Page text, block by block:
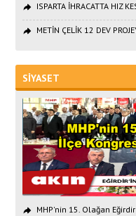
ISPARTA İHRACATTA HIZ
METİN ÇELİK 12 DEV
SİYASET
MHP'nin 15. Olağan